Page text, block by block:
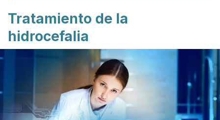
Tratamiento de la
hidrocefalia